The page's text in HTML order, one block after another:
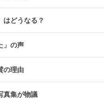
はどうなる？
」の声
の理由
真集が物議